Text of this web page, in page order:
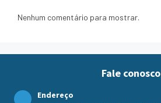
Nenhum comentário para mostrar.
Fale conosco
Endereço